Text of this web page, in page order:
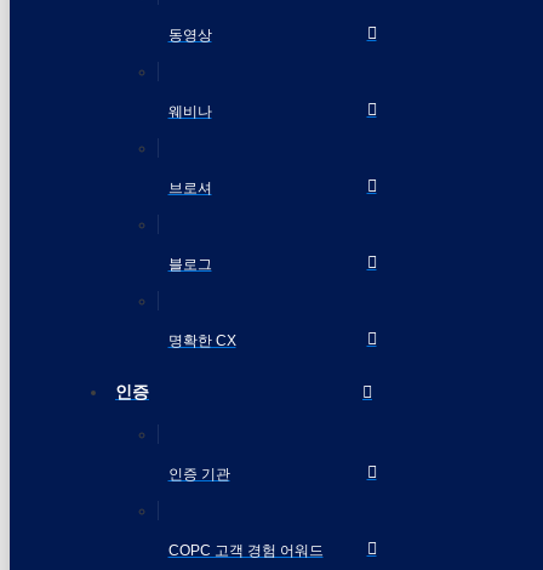
동영상
웨비나
브로셔
블로그
명확한 CX
인증
인증 기관
COPC 고객 경험 어워드